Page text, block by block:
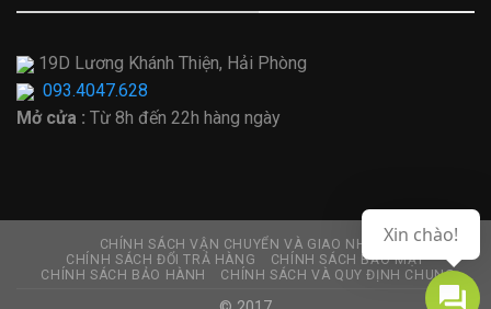
19D Lương Khánh Thiện, Hải Phòng
093.4047.628
Mở cửa : Từ 8h đến 22h hàng ngày
CHÍNH SÁCH VẬN CHUYỂN VÀ GIAO NHẬN
CHÍNH SÁCH ĐỔI TRẢ HÀNG
CHÍNH SÁCH BẢO MẬT
CHÍNH SÁCH BẢO HÀNH
CHÍNH SÁCH VÀ QUY ĐỊNH CHUNG
Xin chào!